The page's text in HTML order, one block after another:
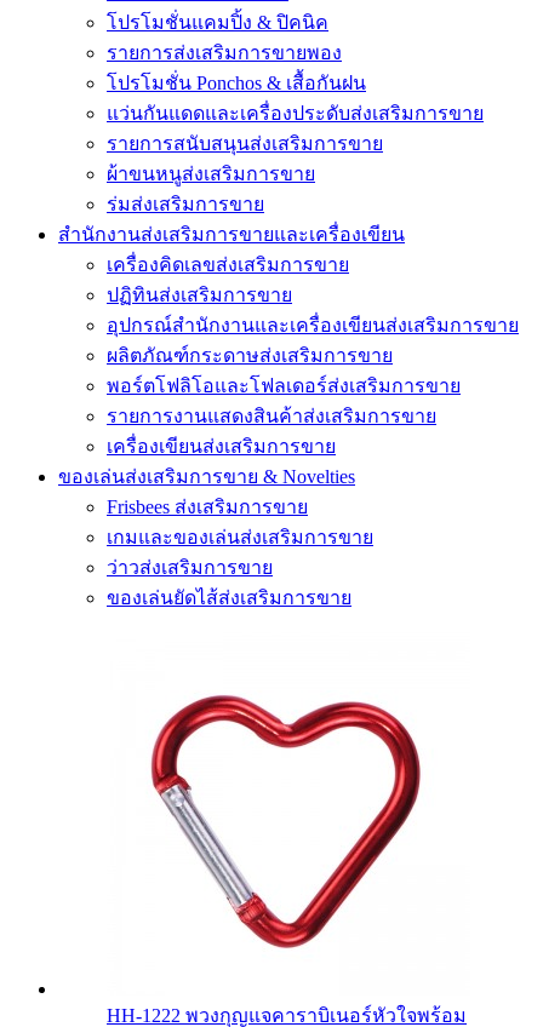
โปรโมชั่นแคมปิ้ง & ปิคนิค
รายการส่งเสริมการขายพอง
โปรโมชั่น Ponchos & เสื้อกันฝน
แว่นกันแดดและเครื่องประดับส่งเสริมการขาย
รายการสนับสนุนส่งเสริมการขาย
ผ้าขนหนูส่งเสริมการขาย
ร่มส่งเสริมการขาย
สำนักงานส่งเสริมการขายและเครื่องเขียน
เครื่องคิดเลขส่งเสริมการขาย
ปฏิทินส่งเสริมการขาย
อุปกรณ์สำนักงานและเครื่องเขียนส่งเสริมการขาย
ผลิตภัณฑ์กระดาษส่งเสริมการขาย
พอร์ตโฟลิโอและโฟลเดอร์ส่งเสริมการขาย
รายการงานแสดงสินค้าส่งเสริมการขาย
เครื่องเขียนส่งเสริมการขาย
ของเล่นส่งเสริมการขาย & Novelties
Frisbees ส่งเสริมการขาย
เกมและของเล่นส่งเสริมการขาย
ว่าวส่งเสริมการขาย
ของเล่นยัดไส้ส่งเสริมการขาย
HH-1222 พวงกุญแจคาราบิเนอร์หัวใจพร้อม